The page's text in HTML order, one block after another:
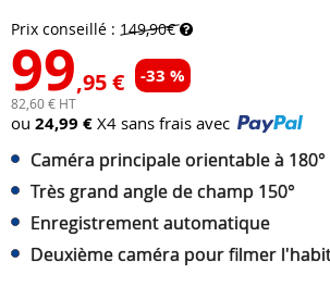
Prix conseillé : 149,90€
99,95 € -33 %
82,60 € HT
ou 24,99 € X4 sans frais avec
Caméra principale orientable à 180°
Très grand angle de champ 150°
Enregistrement automatique
Deuxième caméra pour filmer